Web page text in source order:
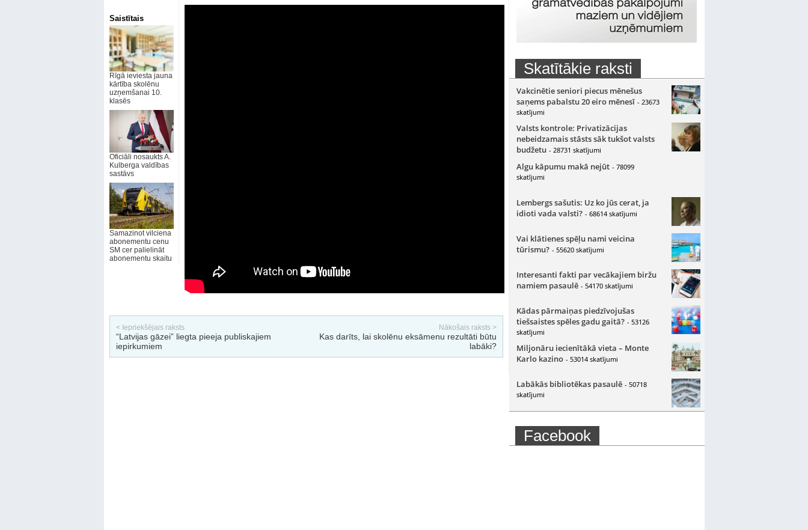
Saistītais
Rīgā ieviesta jauna
kārtība skolēnu
uzņemšanai 10.
klasēs
Oficiāli nosaukts A.
Kulberga valdības
sastāvs
Samazinot vilciena
abonementu cenu
SM cer palielināt
abonementu skaitu
< Iepriekšējais raksts
“Latvijas gāzei” liegta pieeja publiskajiem
iepirkumiem
Nākošais raksts >
Kas darīts, lai skolēnu eksāmenu rezultāti būtu
labāki?
Skatītākie raksti
Vakcinētie seniori piecus mēnešus
saņems pabalstu 20 eiro mēnesī - 23673
skatījumi
Valsts kontrole: Privatizācijas
nebeidzamais stāsts sāk tukšot valsts
budžetu - 28731 skatījumi
Algu kāpumu makā nejūt - 78099
skatījumi
Lembergs sašutis: Uz ko jūs cerat, ja
idioti vada valsti? - 68614 skatījumi
Vai klātienes spēļu nami veicina
tūrismu? - 55620 skatījumi
Interesanti fakti par vecākajiem biržu
namiem pasaulē - 54170 skatījumi
Kādas pārmaiņas piedzīvojušas
tiešsaistes spēles gadu gaitā? - 53126
skatījumi
Miljonāru iecienītākā vieta – Monte
Karlo kazino - 53014 skatījumi
Labākās bibliotēkas pasaulē - 50718
skatījumi
Facebook